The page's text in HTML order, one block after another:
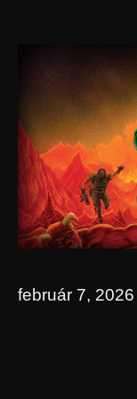
február 7, 2026